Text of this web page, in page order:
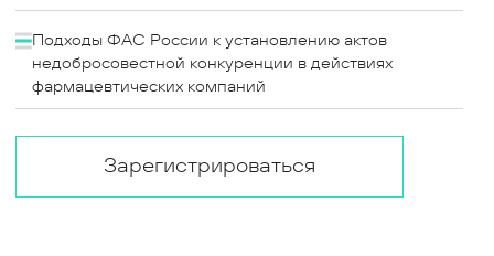
Подходы ФАС России к установлению актов
недобросовестной конкуренции в действиях
фармацевтических компаний
Зарегистрироваться